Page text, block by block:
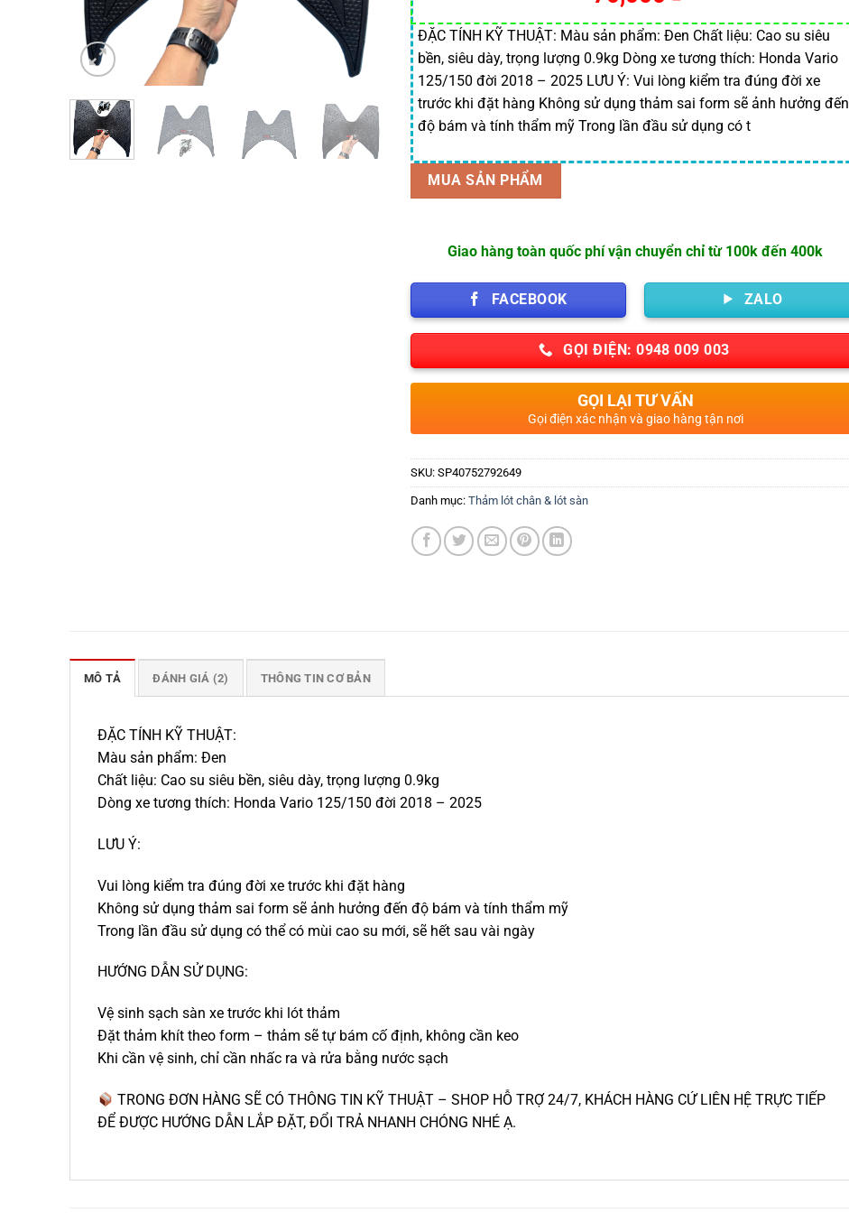
ĐẶC TÍNH KỸ THUẬT: Màu sản phẩm: Đen Chất liệu: Cao su siêu
bền, siêu dày, trọng lượng 0.9kg Dòng xe tương thích: Honda Vario
125/150 đời 2018 – 2025 LƯU Ý: Vui lòng kiểm tra đúng đời xe
trước khi đặt hàng Không sử dụng thảm sai form sẽ ảnh hưởng đến
độ bám và tính thẩm mỹ Trong lần đầu sử dụng có t
MUA SẢN PHẨM
Giao hàng toàn quốc phí vận chuyển chỉ từ 100k đến 400k
FACEBOOK ZALO
GỌI ĐIỆN: 0948 009 003
GỌI LẠI TƯ VẤN
Gọi điện xác nhận và giao hàng tận nơi
SKU: SP40752792649
Danh mục: Thảm lót chân & lót sàn
MÔ TẢ ĐÁNH GIÁ (2) THÔNG TIN CƠ BẢN
ĐẶC TÍNH KỸ THUẬT:
Màu sản phẩm: Đen
Chất liệu: Cao su siêu bền, siêu dày, trọng lượng 0.9kg
Dòng xe tương thích: Honda Vario 125/150 đời 2018 – 2025
LƯU Ý:
Vui lòng kiểm tra đúng đời xe trước khi đặt hàng
Không sử dụng thảm sai form sẽ ảnh hưởng đến độ bám và tính thẩm mỹ
Trong lần đầu sử dụng có thể có mùi cao su mới, sẽ hết sau vài ngày
HƯỚNG DẪN SỬ DỤNG:
Vệ sinh sạch sàn xe trước khi lót thảm
Đặt thảm khít theo form – thảm sẽ tự bám cố định, không cần keo
Khi cần vệ sinh, chỉ cần nhấc ra và rửa bằng nước sạch
TRONG ĐƠN HÀNG SẼ CÓ THÔNG TIN KỸ THUẬT – SHOP HỖ TRỢ 24/7, KHÁCH HÀNG CỨ LIÊN HỆ TRỰC TIẾP
ĐỂ ĐƯỢC HƯỚNG DẪN LẮP ĐẶT, ĐỔI TRẢ NHANH CHÓNG NHÉ Ạ.